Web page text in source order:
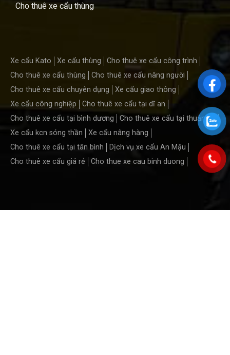
Cho thuê xe cẩu thùng
Xe cẩu Kato Xe cẩu thùng
Cho thuê xe cẩu công trình
Cho thuê xe cẩu thùng
Cho thuê xe cẩu nâng người
Cho thuê xe cẩu chuyên dụng
Xe cẩu giao thông
Xe cẩu công nghiệp
Cho thuê xe cẩu tại dĩ an
Cho thuê xe cẩu tại bình dương
Cho thuê xe cẩu tại thuận an
Xe cẩu kcn sóng thần
Xe cẩu nâng hàng
Cho thuê xe cẩu tại tân bình
Dịch vụ xe cẩu An Mậu
Cho thuê xe cẩu giá rẻ
Cho thue xe cau binh duong